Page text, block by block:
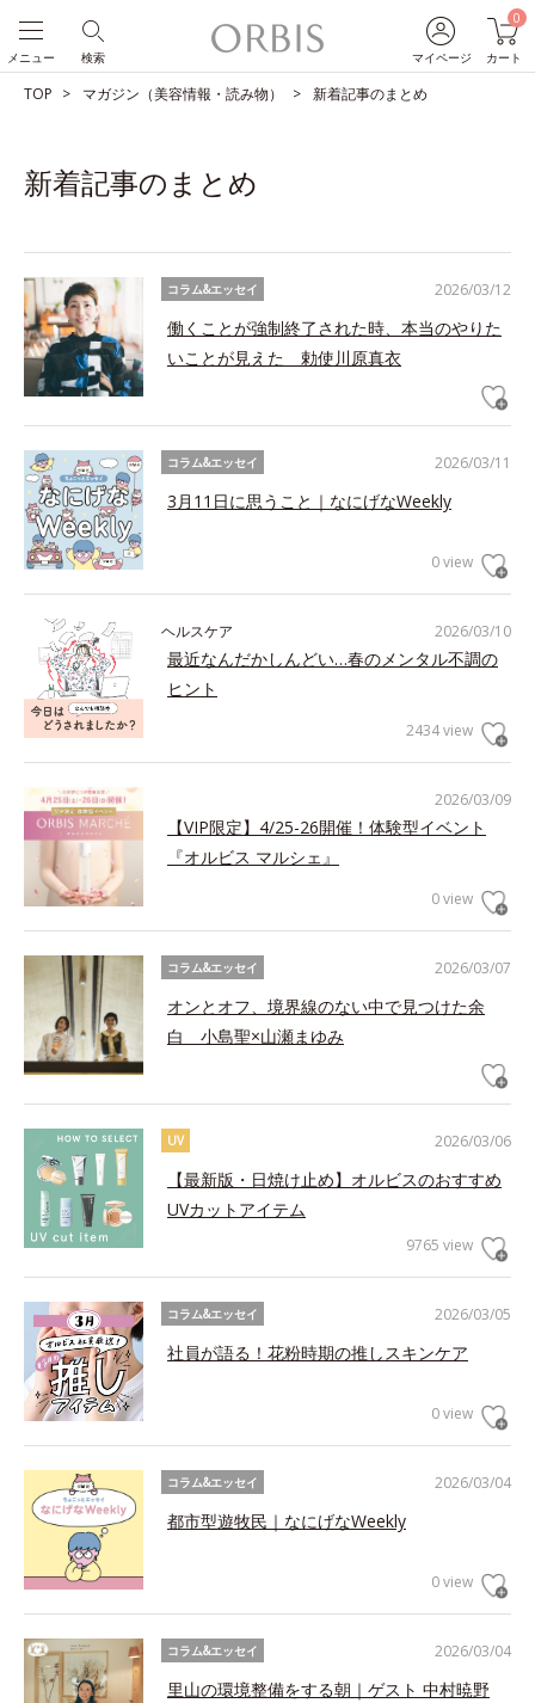
マイページ
0
カート
検索
メニュー
TOP マガジン（美容情報・読み物） 新着記事のまとめ
新着記事のまとめ
2026/03/12
コラム&エッセイ
働くことが強制終了された時、本当のやりた
いことが見えた 勅使川原真衣
2026/03/11
コラム&エッセイ
3月11日に思うこと｜なにげなWeekly
0 view
2026/03/10
ヘルスケア
最近なんだかしんどい…春のメンタル不調の
ヒント
2434 view
2026/03/09
【VIP限定】4/25-26開催！体験型イベント
『オルビス マルシェ』
0 view
2026/03/07
コラム&エッセイ
オンとオフ、境界線のない中で見つけた余
白 小島聖×山瀬まゆみ
2026/03/06
UV
【最新版・日焼け止め】オルビスのおすすめ
UVカットアイテム
9765 view
2026/03/05
コラム&エッセイ
社員が語る！花粉時期の推しスキンケア
0 view
2026/03/04
コラム&エッセイ
都市型遊牧民｜なにげなWeekly
0 view
2026/03/04
コラム&エッセイ
里山の環境整備をする朝｜ゲスト 中村暁野